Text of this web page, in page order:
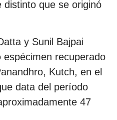
distinto que se originó
y Sunil Bajpai
recuperado
Kutch, en el
data del período
47